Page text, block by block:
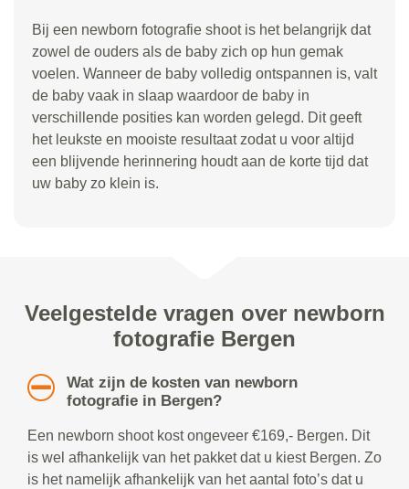
Bij een newborn fotografie shoot is het belangrijk dat
zowel de ouders als de baby zich op hun gemak
voelen. Wanneer de baby volledig ontspannen is, valt
de baby vaak in slaap waardoor de baby in
verschillende posities kan worden gelegd. Dit geeft
het leukste en mooiste resultaat zodat u voor altijd
een blijvende herinnering houdt aan de korte tijd dat
uw baby zo klein is.
Veelgestelde vragen over newborn
fotografie Bergen
Wat zijn de kosten van newborn
fotografie in Bergen?
Een newborn shoot kost ongeveer €169,- Bergen. Dit
is wel afhankelijk van het pakket dat u kiest Bergen. Zo
is het namelijk afhankelijk van het aantal foto’s dat u